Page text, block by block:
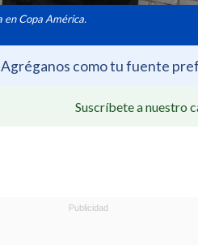
en Copa América.
Agréganos como tu fuente
Suscríbete a nuestro